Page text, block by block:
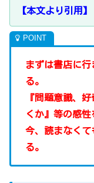
【本文より引用】
まずは書店に
る。
『問題意識、
くか』等の感性
今、読まなくて
る。